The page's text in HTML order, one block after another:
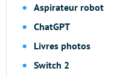
Aspirateur robot
ChatGPT
Livres photos
Switch 2